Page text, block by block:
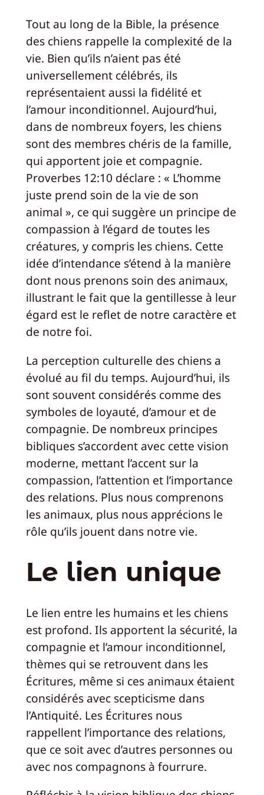
Tout au long de la Bible, la présence
des chiens rappelle la complexité de la
vie. Bien qu’ils n’aient pas été
universellement célébrés, ils
représentaient aussi la fidélité et
l’amour inconditionnel. Aujourd’hui,
dans de nombreux foyers, les chiens
sont des membres chéris de la famille,
qui apportent joie et compagnie.
Proverbes 12:10 déclare : « L’homme
juste prend soin de la vie de son
animal », ce qui suggère un principe de
compassion à l’égard de toutes les
créatures, y compris les chiens. Cette
idée d’intendance s’étend à la manière
dont nous prenons soin des animaux,
illustrant le fait que la gentillesse à leur
égard est le reflet de notre caractère et
de notre foi.
La perception culturelle des chiens a
évolué au fil du temps. Aujourd’hui, ils
sont souvent considérés comme des
symboles de loyauté, d’amour et de
compagnie. De nombreux principes
bibliques s’accordent avec cette vision
moderne, mettant l’accent sur la
compassion, l’attention et l’importance
des relations. Plus nous comprenons
les animaux, plus nous apprécions le
rôle qu’ils jouent dans notre vie.
Le lien unique
Le lien entre les humains et les chiens
est profond. Ils apportent la sécurité, la
compagnie et l’amour inconditionnel,
thèmes qui se retrouvent dans les
Écritures, même si ces animaux étaient
considérés avec scepticisme dans
l’Antiquité. Les Écritures nous
rappellent l’importance des relations,
que ce soit avec d’autres personnes ou
avec nos compagnons à fourrure.